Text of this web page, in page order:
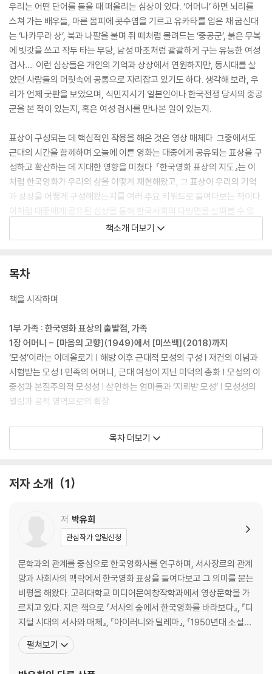
우리는 어떤 단어를 들을 때 떠올리는 심상이 있다. ‘어머니’ 하면 뇌리를
스쳐 가는 배우들, 마른 몸피에 콧수염을 기르고 유카타를 입은 채 굽신대
는 ‘나카무라 상’, 북과 나팔을 불며 쥐 떼처럼 몰려드는 ‘중공군’, 붉은 무복
에 빗갓을 쓰고 작두 타는 무당, 남성 마초처럼 괄괄하게 구는 유능한 여성
검사…. 이런 심상들은 개인의 기억과 상상에서 연원하지만, 동시대를 살
았던 사람들의 머릿속에 공통으로 자리잡고 있기도 하다. 생각해 보라, 우
리가 언제 굿판을 보았으며, 식민지시기 일본인이나 한국전쟁 당시의 중공
군을 본 적이 있는지, 혹은 여성 검사를 만나본 일이 있는지.
표상이 구성되는 데 핵심적인 작용을 해온 것은 영상 매체다. 그중에서도
근대의 시간을 함께하며 오늘에 이른 영화는 대중에게 공유되는 표상을 구
성하고 확산하는 데 지대한 영향을 미쳤다. 『한국영화 표상의 지도』는 이
처럼 한국영화가 우리의 삶을 어떻게 재현해왔고, 그 표상이 우리의 기억
과 상상을 어떻게 구성해왔는지를 여러 주요 키워드로 들여다보는 책이다.
이처럼 대중에게 공유된 심상을 통해 한국사회의 다방면을 살펴볼 수 있
고, 한국영화의 기억과 상상을 통해 한국의 근현대사를 조망해볼 수 있다.
그리고 무엇보다 한국영화의 역사를 지금까지와는 다른 방식으로 펼쳐놓
민주주의, 여성, 예술에 대한 표상을 살피며 우리의 기억에 새겨져 있는 이
가운데, 그 갈래들이 전방위적으로 형성하는 관계도 속에서 한국영화 텍스
트의 좌표와 한국영화의 역사를 포착하고자 한다. 나아가 복합적인 서사
매체이자 예술 형식인 영화의 표상을 시각적으로 독자에게 제시하고자, 4
00컷에 가까운 영화 포스터와 스틸컷을 수록했다.
책소개 더보기
목차
책을 시작하며
1부 가족 : 한국영화 표상의 출발점, 가족
1장 어머니 - [마음의 고향](1949)에서 [미쓰백](2018)까지
‘모성’이라는 이데올로기 | 해방 이후 근대적 모성의 구성 | 재건의 이념과
시험받는 모성 | 민족의 어머니, 근대 여성이 지닌 미덕의 총화 | 모성의 이
중성과 본질주의적 모성성 | 살인하는 엄마들과 ‘지뢰밭 모성’ | 모성성의
열림과 공적 영역으로의 확장
2장 아버지 - [심청전](1925)에서 [화이](2013)까지
아버지의 이름만으로 | 전후 재건과 아버지의 귀환 | 가부장제와 근대적 가
‘옵바’의 딜레마 | 근대 가부장으로서 장남 | 가족과 연인 사이의 파토스 |
장벽 붕괴와 오빠의 귀환
4장 누이 - [사랑에 속고 돈에 울고](1939)에서 [꽃잎](1996)까지
누이, 죽거나 팔리거나 | 한의 분출과 복수의 향방 | 집 나가는 누이, 추동하
는 누이 | 피고 지고 다시 피는, 넋으로 떠도는 누이
2부 국가 : 냉전시대 ‘국가들’의 표상
1장 일본 - [현해탄은 알고 있다](1961)에서 [허스토리](2018)까지
숙적이자 전략적 우방 | 한일관계에 대한 성찰적 인식 | 관습적 이분법의
목차 더보기
저자 소개 1
저 박유희
관심작가 알림신청
문학과의 관계를 중심으로 한국영화사를 연구하며, 서사장르의 관계
망과 사회사의 맥락에서 한국영화 표상을 들여다보고 그 의미를 묻는
비평을 해왔다. 고려대학교 미디어문예창작학과에서 영상문학을 가
르치고 있다. 지은 책으로 『서사의 숲에서 한국영화를 바라보다』, 『디
지털 시대의 서사와 매체』, 『아이러니와 딜레마』, 『1950년대 소설과
반어의 수사학』이 있고, 5개 대중서사장르(멜로드라마, 역사허구물,
추리물, 코미디, 환상물)에 대한 공동연구를 기획하여 2007년부터
펼쳐보기